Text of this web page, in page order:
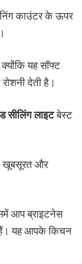
काउंटर के ऊपर
यह सॉफ्ट
देती है।
सीलिंग लाइटबेस्ट
खूबसूरत और
आप ब्राइटनेस
यह आपके किचन